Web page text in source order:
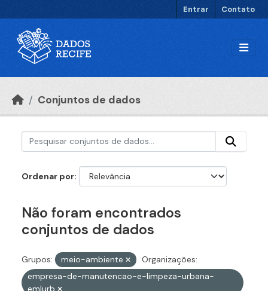
Entrar Contato
Conjuntos de dados
Ordenar por
Não foram encontrados
conjuntos de dados
Grupos: meio-ambiente
Organizações:
empresa-de-manutencao-e-limpeza-urbana-
emlurb